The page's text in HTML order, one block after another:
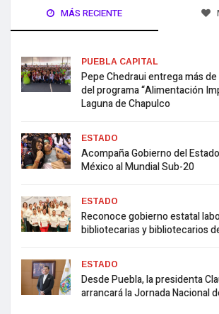
MÁS RECIENTE
PUEBLA CAPITAL
Pepe Chedraui entrega más
del programa “Alimentación
Laguna de Chapulco
ESTADO
Acompaña Gobierno del
México al Mundial Sub-20
ESTADO
Reconoce gobierno estatal
bibliotecarias y bibliotecarios
ESTADO
Desde Puebla, la presidenta
arrancará la Jornada Nacional